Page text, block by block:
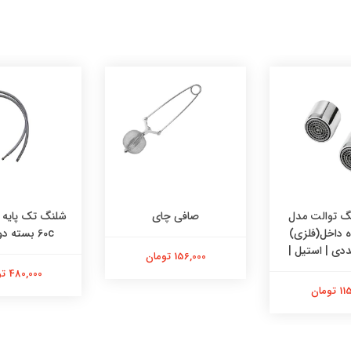
توالت مدل
داخل(فلزی)
صافی چای
156,000 تومان
60c بسته دو عددی
480,000 تومان